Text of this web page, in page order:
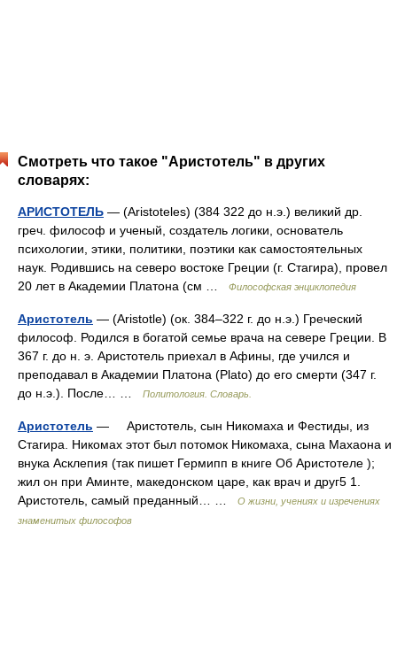
Смотреть что такое "Аристотель" в других
словарях:
АРИСТОТЕЛЬ — (Aristoteles) (384 322 до н.э.) великий др.
греч. философ и ученый, создатель логики, основатель
психологии, этики, политики, поэтики как самостоятельных
наук. Родившись на северо востоке Греции (г. Стагира), провел
20 лет в Академии Платона (см …
Философская энциклопедия
Аристотель — (Aristotle) (ок. 384–322 г. до н.э.) Греческий
философ. Родился в богатой семье врача на севере Греции. В
367 г. до н. э. Аристотель приехал в Афины, где учился и
преподавал в Академии Платона (Plato) до его смерти (347 г.
до н.э.). После… …
Политология. Словарь.
Аристотель — Аристотель, сын Никомаха и Фестиды, из
Стагира. Никомах этот был потомок Никомаха, сына Махаона и
внука Асклепия (так пишет Гермипп в книге Об Аристотеле );
жил он при Аминте, македонском царе, как врач и друг5 1.
Аристотель, самый преданный… …
О жизни, учениях и изречениях
знаменитых философов